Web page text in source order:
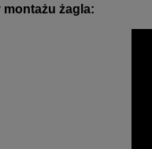
żagla: